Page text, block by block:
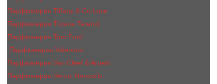
Парфюмерия Tiffany & Co Love
Парфюмерия Tiziana Terenzi
Парфюмерия Tom Ford
Парфюмерия Valentino
Парфюмерия Van Cleef & Arpels
Парфюмерия Vertus Narcos'is